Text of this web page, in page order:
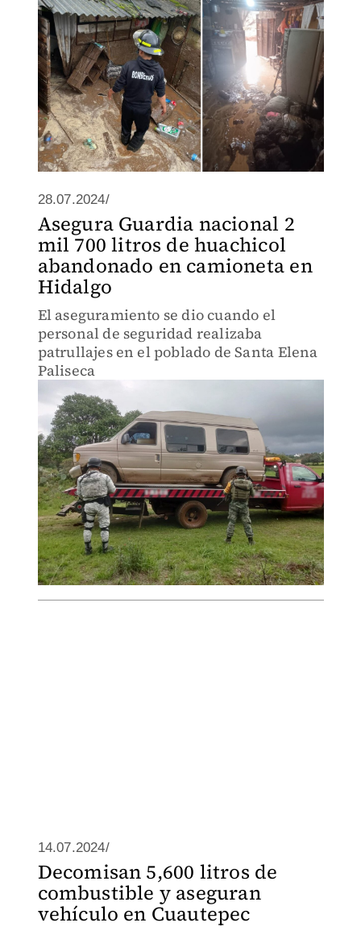
28.07.2024/
Asegura Guardia nacional 2
mil 700 litros de huachicol
abandonado en camioneta en
Hidalgo
El aseguramiento se dio cuando el
personal de seguridad realizaba
patrullajes en el poblado de Santa Elena
Paliseca
14.07.2024/
Decomisan 5,600 litros de
combustible y aseguran
vehículo en Cuautepec